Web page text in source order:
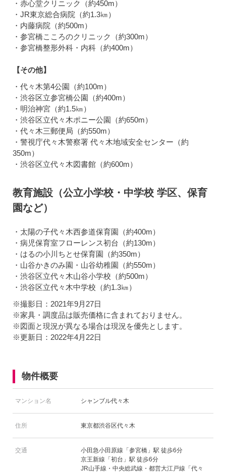
・赤心堂クリニック（約450m）
・JR東京総合病院（約1.3㎞）
・内藤病院（約500m）
・参宮橋こころのクリニック（約300m）
・参宮橋整形外科・内科（約400m）
【その他】
・代々木第4公園（約100m）
・渋谷区立参宮橋公園（約400m）
・明治神宮（約1.5㎞）
・渋谷区立代々木ポニー公園（約650m）
・代々木三郵便局（約550m）
・警視庁代々木警察署 代々木地域安全センター（約
350m）
・渋谷区立代々木図書館（約600m）
教育施設（公立小学校・中学校 学区、保育
園など）
・太陽の子代々木西参道保育園（約400m）
・病児保育室フローレンス初台（約130m）
・はるの小川ちとせ保育園（約350m）
・山谷かきのみ園・山谷幼稚園（約550m）
・渋谷区立代々木山谷小学校（約500m）
・渋谷区立代々木中学校（約1.3㎞）
※撮影日：2021年9月27日
※家具・調度品は販売価格に含まれておりません。
※図面と現況が異なる場合は現況を優先とします。
※更新日：2022年4月22日
物件概要
マンション名 シャンブル代々木
住所 東京都渋谷区代々木
交通
小田急小田原線「参宮橋」駅 徒歩6分
京王新線「初台」駅 徒歩6分
JR山手線・中央総武線・都営大江戸線「代々